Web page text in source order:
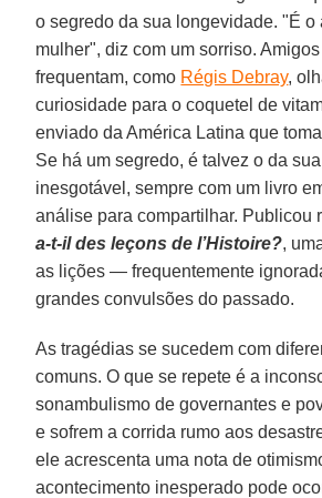
o segredo da sua longevidade. "É o
mulher", diz com um sorriso.
frequentam, como Régis Debray,
curiosidade para o coquetel de
enviado da América Latina que
Se há um segredo, é talvez o da
inesgotável, sempre com um livro
análise para compartilhar. Publicou
a-t-il des leçons de l’Histoire?,
as lições — frequentemente
grandes convulsões do passado.
As tragédias se sucedem com
comuns. O que se repete é a
sonambulismo de governantes e
e sofrem a corrida rumo aos
ele acrescenta uma nota de
acontecimento inesperado pode